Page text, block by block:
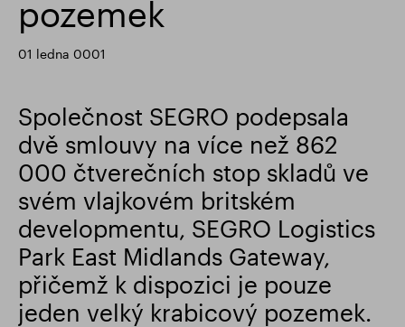
Finanční výsledky
pozemek
01 ledna 0001
Společnost SEGRO podepsala
dvě smlouvy na více než 862
000 čtverečních stop skladů ve
svém vlajkovém britském
developmentu, SEGRO Logistics
Park East Midlands Gateway,
přičemž k dispozici je pouze
jeden velký krabicový pozemek.